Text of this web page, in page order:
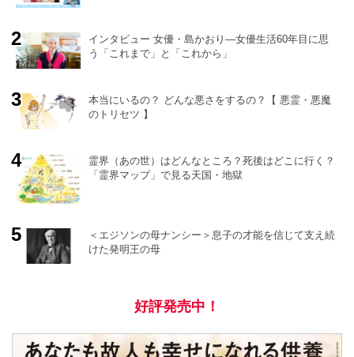
インタビュー 女優・島かおり―女優生活60年目に思
う「これまで」と「これから」
本当にいるの？ どんな悪さをするの？【 悪霊・悪魔
のトリセツ 】
霊界（あの世）はどんなところ？死後はどこに行く？
「霊界マップ」で見る天国・地獄
＜エジソンの母ナンシー＞息子の才能を信じて支え続
けた発明王の母
好評発売中！